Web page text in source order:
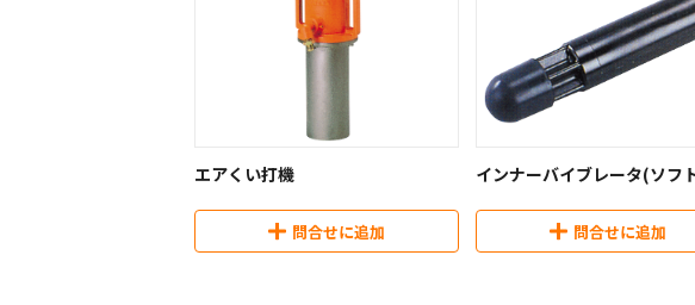
エアくい打機
問合せに追加
インナーバイブレータ(ソフ
問合せに追加